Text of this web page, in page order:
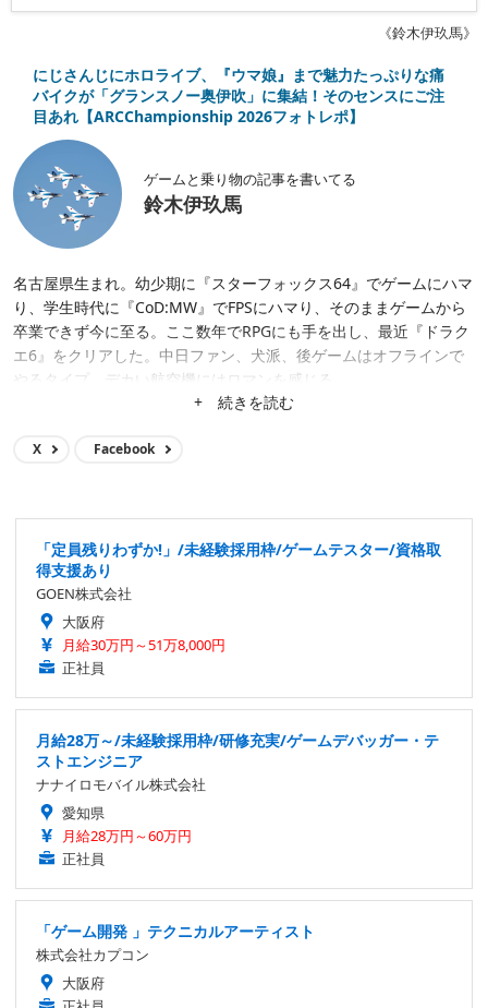
《鈴木伊玖馬》
にじさんじにホロライブ、『ウマ娘』まで魅力たっぷりな痛
バイクが「グランスノー奥伊吹」に集結！そのセンスにご注
目あれ【ARCChampionship 2026フォトレポ】
ゲームと乗り物の記事を書いてる
鈴木伊玖馬
名古屋県生まれ。幼少期に『スターフォックス64』でゲームにハマ
り、学生時代に『CoD:MW』でFPSにハマり、そのままゲームから
卒業できず今に至る。ここ数年でRPGにも手を出し、最近『ドラク
エ6』をクリアした。中日ファン、犬派、後ゲームはオフラインで
やるタイプ。デカい航空機にはロマンを感じる。
+ 続きを読む
X Facebook
「定員残りわずか!」/未経験採用枠/ゲームテスター/資格取
得支援あり
GOEN株式会社
大阪府
月給30万円～51万8,000円
正社員
月給28万～/未経験採用枠/研修充実/ゲームデバッガー・テ
ストエンジニア
ナナイロモバイル株式会社
愛知県
月給28万円～60万円
正社員
「ゲーム開発 」テクニカルアーティスト
株式会社カプコン
大阪府